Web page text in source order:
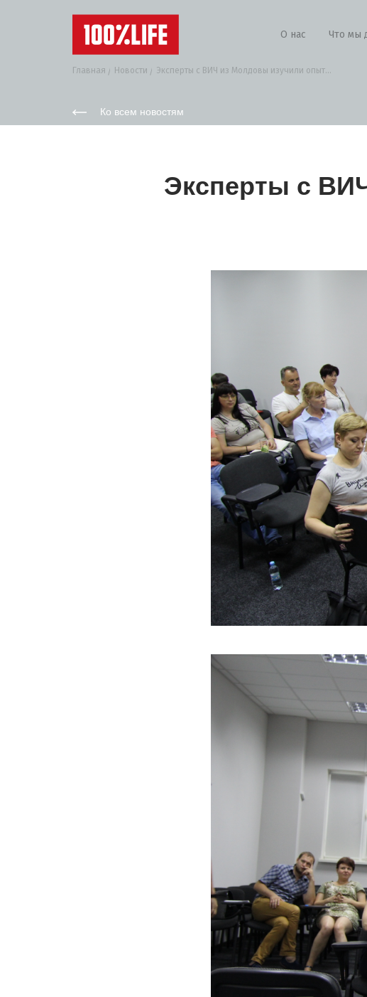
О нас Что мы
Главная Новости Эксперты с ВИЧ из Молдовы изучили опыт...
Ко всем новостям
Эксперты с